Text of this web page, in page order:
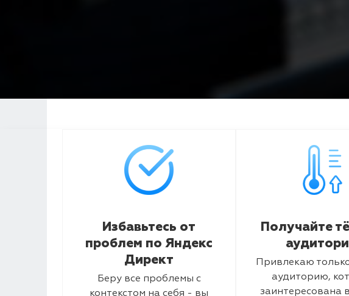
Избавьтесь от
проблем по Яндекс
Директ
Беру все проблемы с
контекстом на себя - вы
Получайте
Привлекаю
аудиторию,
заинтересована